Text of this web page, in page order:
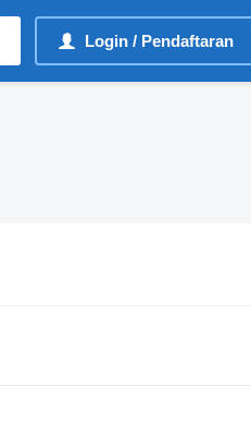
Login / Pendaftaran